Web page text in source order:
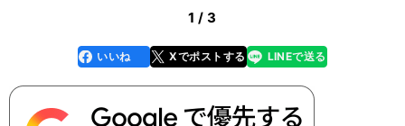
1 / 3
faceboo
k
いいね Xでポストする
line LINEで送る